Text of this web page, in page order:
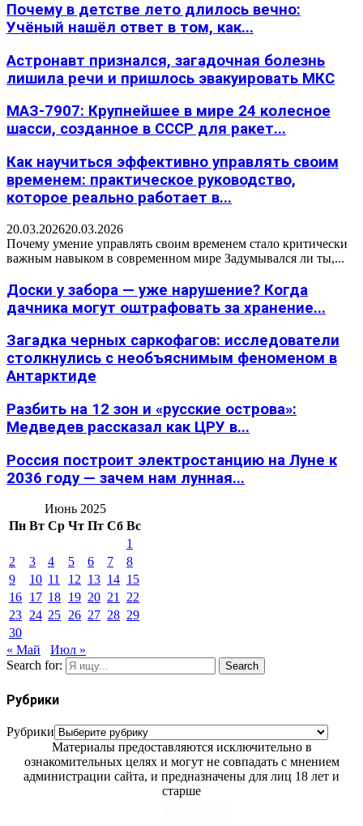
Почему в детстве лето длилось вечно:
Учёный нашёл ответ в том, как...
Астронавт признался, загадочная болезнь
лишила речи и пришлось эвакуировать МКС
МАЗ-7907: Крупнейшее в мире 24 колесное
шасси, созданное в СССР для ракет...
Как научиться эффективно управлять своим
временем: практическое руководство,
которое реально работает в...
20.03.202620.03.2026
Почему умение управлять своим временем стало критически
важным навыком в современном мире Задумывался ли ты,...
Доски у забора — уже нарушение? Когда
дачника могут оштрафовать за хранение...
Загадка черных саркофагов: исследователи
столкнулись с необъяснимым феноменом в
Антарктиде
Разбить на 12 зон и «русские острова»:
Медведев рассказал как ЦРУ в...
Россия построит электростанцию на Луне к
2036 году — зачем нам лунная...
Июнь 2025
Пн Вт Ср Чт Пт Сб Вс
1
2
3 4 5 6 7
8
9
10 11 12 13 14 15
16 17 18 19 20 21 22
23 24 25 26 27 28 29
30
« Май
Июл »
Search for:
Search
Рубрики
Рубрики
Материалы предоставляются исключительно в
ознакомительных целях и могут не совпадать с мнением
администрации сайта, и предназначены для лиц 18 лет и
старше